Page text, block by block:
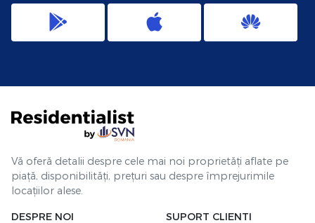
Vă oferă detalii despre cele mai noi proprietăți aflate pe
piață, disponibilități, prețuri sau despre împrejurimile
locațiilor alese.
DESPRE NOI SUPORT CLIENTI